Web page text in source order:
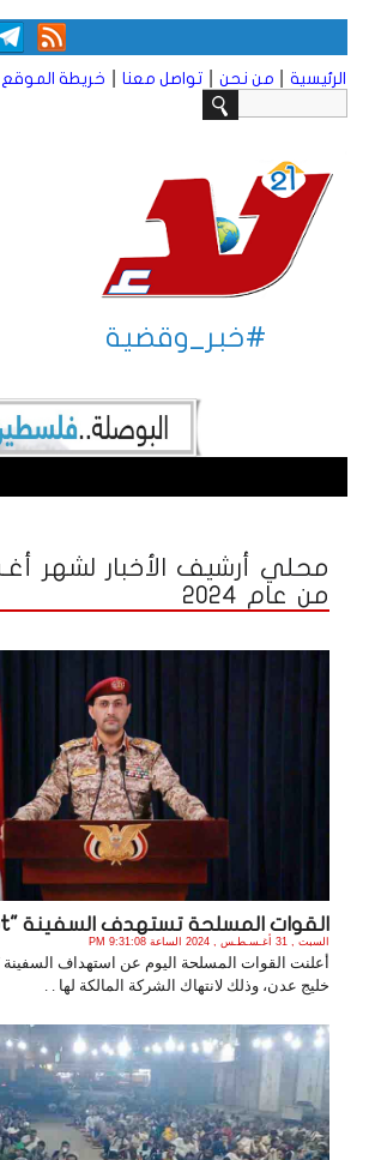
الرئيسية من نحن تواصل معنا خريطة الموقع
#خبر_وقضية
محلي أرشيف الأخبار لشهر
من عام 2024
القوات المسلحة تستهدف السفينة "grot ...
السبت , 31 أغـسـطـس , 2024 الساعة 9:31:08 PM
خليج عدن، وذلك لانتهاك الشركة المالكة لها . .